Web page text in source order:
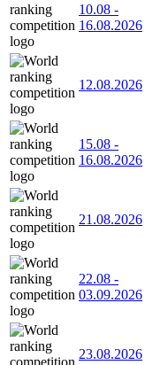
10.08 -
16.08.2026
12.08.2026
15.08 -
16.08.2026
21.08.2026
22.08 -
03.09.2026
23.08.2026